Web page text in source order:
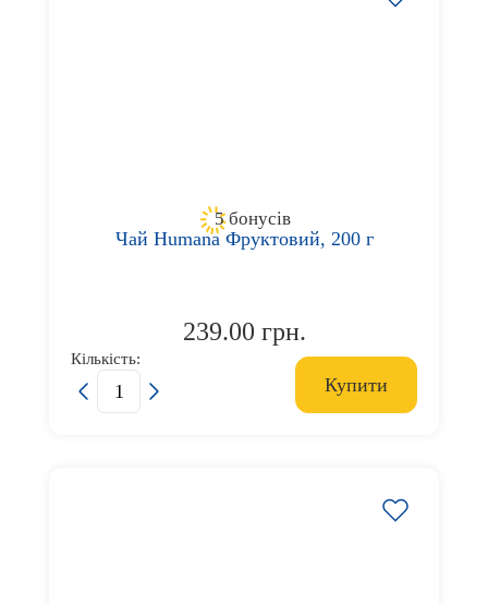
5 бонусів
Чай Humana Фруктовий, 200 г
239.00 грн.
Кількість:
Купити